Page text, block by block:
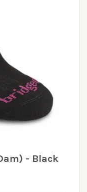
- Black